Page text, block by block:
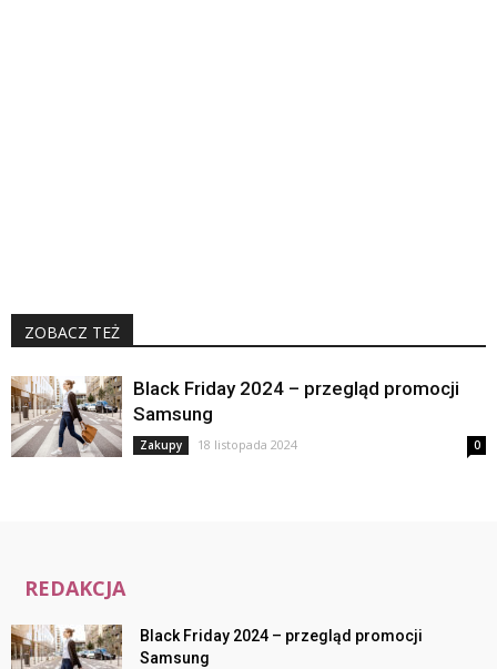
ZOBACZ TEŻ
Black Friday 2024 – przegląd promocji
Samsung
Zakupy 18 listopada 2024 0
REDAKCJA
Black Friday 2024 – przegląd promocji
Samsung